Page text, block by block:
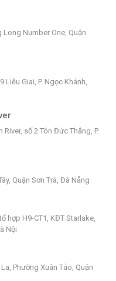
Long Number One, Quận
Giai, P. Ngọc Khánh,
số 2 Tôn Đức Thắng, P.
Quận Sơn Trà, Đà Nẵng
hợp H9-CT1, KĐT Starlake,
Nội
Phường Xuân Tảo, Quận